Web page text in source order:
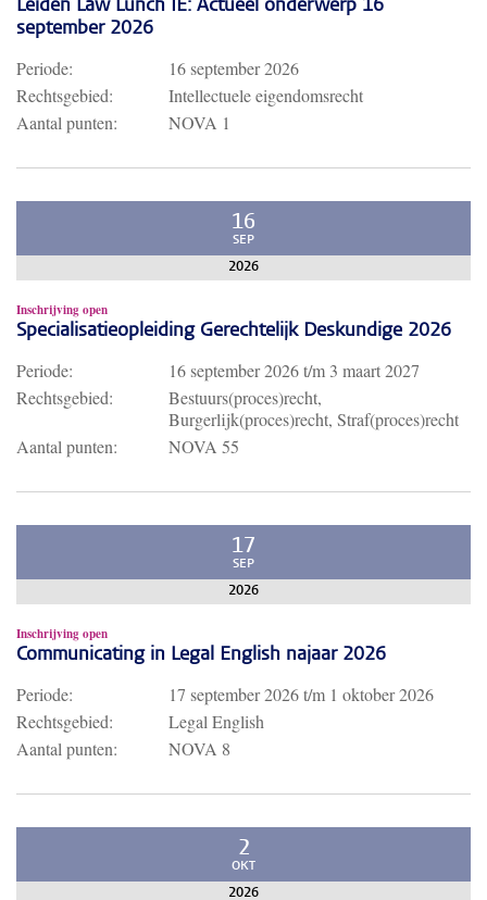
Leiden Law Lunch IE: Actueel onderwerp 16
september 2026
Periode:
16 september 2026
Rechtsgebied:
Intellectuele eigendomsrecht
Aantal punten:
NOVA 1
16
SEP
2026
Inschrijving open
Specialisatieopleiding Gerechtelijk Deskundige 2026
Periode: 16 september 2026t/m 3 maart 2027
Rechtsgebied:
Bestuurs(proces)recht,
Burgerlijk(proces)recht, Straf(proces)recht
Aantal punten:
NOVA 55
17
SEP
2026
Inschrijving open
Communicating in Legal English najaar 2026
Periode: 17 september 2026t/m 1 oktober 2026
Rechtsgebied:
Legal English
Aantal punten:
NOVA 8
2
OKT
2026